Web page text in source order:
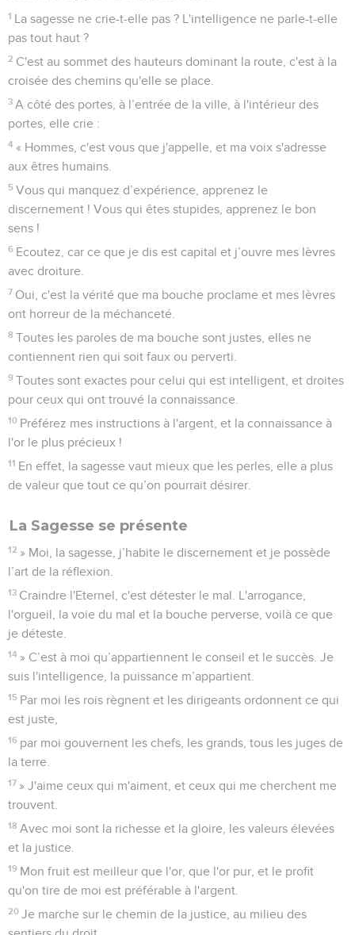
1 La sagesse ne crie-t-elle pas ? L'intelligence ne parle-t-elle
pas tout haut ?
2 C'est au sommet des hauteurs dominant la route, c'est à la
croisée des chemins qu'elle se place.
3 A côté des portes, à l’entrée de la ville, à l'intérieur des
portes, elle crie :
4 « Hommes, c'est vous que j'appelle, et ma voix s'adresse
aux êtres humains.
5 Vous qui manquez d’expérience, apprenez le
discernement ! Vous qui êtes stupides, apprenez le bon
sens !
6 Ecoutez, car ce que je dis est capital et j’ouvre mes lèvres
avec droiture.
7 Oui, c'est la vérité que ma bouche proclame et mes lèvres
ont horreur de la méchanceté.
8 Toutes les paroles de ma bouche sont justes, elles ne
contiennent rien qui soit faux ou perverti.
9 Toutes sont exactes pour celui qui est intelligent, et droites
pour ceux qui ont trouvé la connaissance.
10 Préférez mes instructions à l'argent, et la connaissance à
l'or le plus précieux !
11 En effet, la sagesse vaut mieux que les perles, elle a plus
de valeur que tout ce qu’on pourrait désirer.
La Sagesse se présente
12 » Moi, la sagesse, j’habite le discernement et je possède
l’art de la réflexion.
13 Craindre l'Eternel, c'est détester le mal. L'arrogance,
l'orgueil, la voie du mal et la bouche perverse, voilà ce que
je déteste.
14 » C’est à moi qu’appartiennent le conseil et le succès. Je
suis l'intelligence, la puissance m’appartient.
15 Par moi les rois règnent et les dirigeants ordonnent ce qui
est juste,
16 par moi gouvernent les chefs, les grands, tous les juges de
la terre.
17 » J'aime ceux qui m'aiment, et ceux qui me cherchent me
trouvent.
18 Avec moi sont la richesse et la gloire, les valeurs élevées
et la justice.
19 Mon fruit est meilleur que l'or, que l'or pur, et le profit
qu'on tire de moi est préférable à l'argent.
20 Je marche sur le chemin de la justice, au milieu des